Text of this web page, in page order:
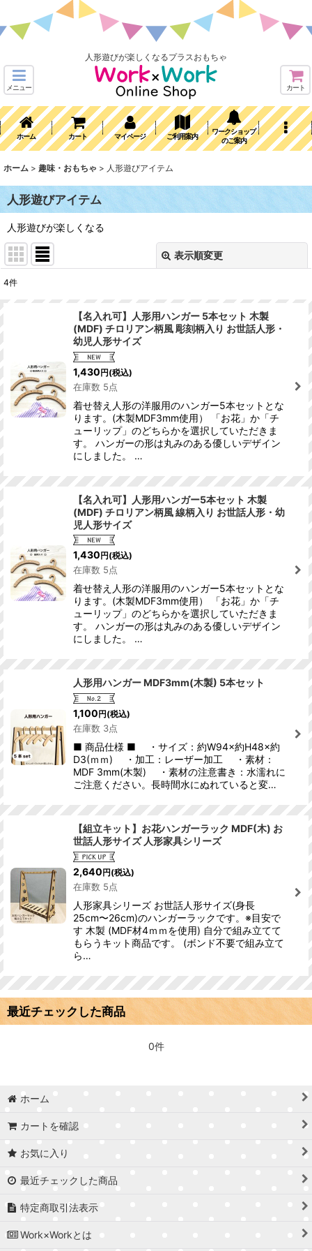
人形遊びが楽しくなるプラスおもちゃ
メニュー カート
ホーム カート マイページ ご利用案内
ワークショップ
のご案内
ホーム > 趣味・おもちゃ > 人形遊びアイテム
人形遊びアイテム
人形遊びが楽しくなる
表示順変更
4件
【名入れ可】人形用ハンガー 5本セット 木製
(MDF) チロリアン柄風 彫刻柄入り お世話人形・
幼児人形サイズ
1,430円(税込)
在庫数 5点
着せ替え人形の洋服用のハンガー5本セットとな
ります。(木製MDF3mm使用） 「お花」か「チ
ューリップ」のどちらかを選択していただきま
す。 ハンガーの形は丸みのある優しいデザイン
にしました。 …
【名入れ可】人形用ハンガー5本セット 木製
(MDF) チロリアン柄風 線柄入り お世話人形・幼
児人形サイズ
1,430円(税込)
在庫数 5点
着せ替え人形の洋服用のハンガー5本セットとな
ります。(木製MDF3mm使用） 「お花」か「チ
ューリップ」のどちらかを選択していただきま
す。 ハンガーの形は丸みのある優しいデザイン
にしました。 …
人形用ハンガー MDF3mm(木製) 5本セット
1,100円(税込)
在庫数 3点
■ 商品仕様 ■ ・サイズ：約W94×約H48×約
D3(ｍｍ) ・加工：レーザー加工 ・素材：
MDF 3mm(木製) ・素材の注意書き：水濡れに
ご注意ください。長時間水にぬれていると変…
【組立キット】お花ハンガーラック MDF(木) お
世話人形サイズ 人形家具シリーズ
2,640円(税込)
在庫数 5点
人形家具シリーズ お世話人形サイズ(身長
25cm〜26cm)のハンガーラックです。※目安で
す 木製 (MDF材4ｍｍを使用) 自分で組み立てて
もらうキット商品です。 (ボンド不要で組み立て
ら…
最近チェックした商品
0件
ホーム
カートを確認
お気に入り
最近チェックした商品
特定商取引法表示
Work×Workとは